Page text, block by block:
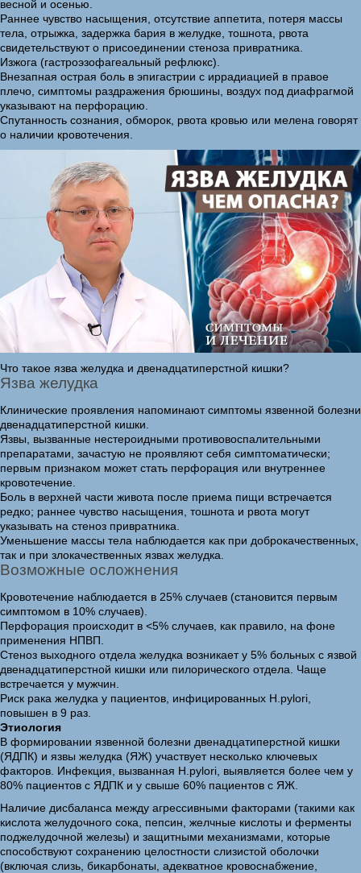
весной и осенью.
Раннее чувство насыщения, отсутствие аппетита, потеря массы
тела, отрыжка, задержка бария в желудке, тошнота, рвота
свидетельствуют о присоединении стеноза привратника.
Изжога (гастроэзофагеальный рефлюкс).
Внезапная острая боль в эпигастрии с иррадиацией в правое
плечо, симптомы раздражения брюшины, воздух под диафрагмой
указывают на перфорацию.
Спутанность сознания, обморок, рвота кровью или мелена говорят
о наличии кровотечения.
Что такое язва желудка и двенадцатиперстной кишки?
Язва желудка
Клинические проявления напоминают симптомы язвенной болезни
двенадцатиперстной кишки.
Язвы, вызванные нестероидными противовоспалительными
препаратами, зачастую не проявляют себя симптоматически;
первым признаком может стать перфорация или внутреннее
кровотечение.
Боль в верхней части живота после приема пищи встречается
редко; раннее чувство насыщения, тошнота и рвота могут
указывать на стеноз привратника.
Уменьшение массы тела наблюдается как при доброкачественных,
так и при злокачественных язвах желудка.
Возможные осложнения
Кровотечение наблюдается в 25% случаев (становится первым
симптомом в 10% случаев).
Перфорация происходит в <5% случаев, как правило, на фоне
применения НПВП.
Стеноз выходного отдела желудка возникает у 5% больных с язвой
двенадцатиперстной кишки или пилорического отдела. Чаще
встречается у мужчин.
Риск рака желудка у пациентов, инфицированных H.pylori,
повышен в 9 раз.
Этиология
В формировании язвенной болезни двенадцатиперстной кишки
(ЯДПК) и язвы желудка (ЯЖ) участвует несколько ключевых
факторов. Инфекция, вызванная H.pylori, выявляется более чем у
80% пациентов с ЯДПК и у свыше 60% пациентов с ЯЖ.
Наличие дисбаланса между агрессивными факторами (такими как
кислота желудочного сока, пепсин, желчные кислоты и ферменты
поджелудочной железы) и защитными механизмами, которые
способствуют сохранению целостности слизистой оболочки
(включая слизь, бикарбонаты, адекватное кровоснабжение,